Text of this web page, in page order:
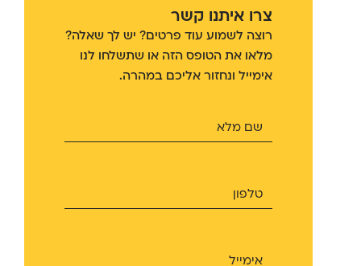
צרו איתנו קשר
רוצה לשמוע עוד פרטים? יש לך שאלה?
מלאו את הטופס הזה או שתשלחו לנו
אימייל ונחזור אליכם במהרה.